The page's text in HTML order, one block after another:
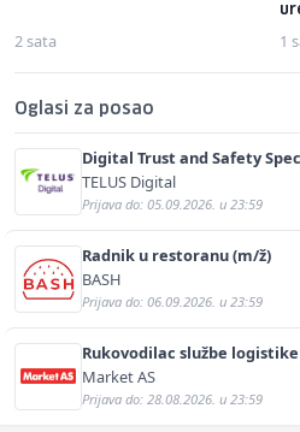
2 sata 1
Oglasi za posao
Digital Trust and Safety
(m/f)
TELUS Digital
Prijava do: 05.09.2026. u 23:59
Radnik u restoranu (m/ž)
BASH
Prijava do: 06.09.2026. u 23:59
Rukovodilac službe
Market AS
Prijava do: 28.08.2026. u 23:59